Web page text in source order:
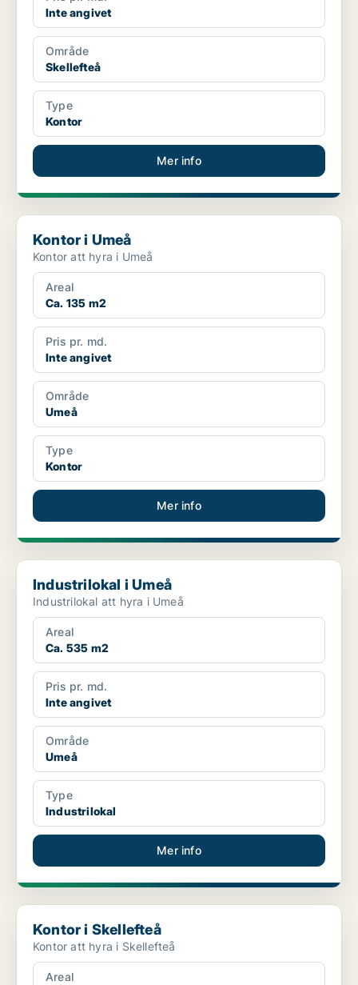
Inte angivet
Område
Skellefteå
Type
Kontor
Mer info
Kontor i Umeå
Kontor i Umeå
Kontor att hyra i Umeå
Areal
Ca. 135 m2
Pris pr. md.
Inte angivet
Område
Umeå
Type
Kontor
Mer info
Industrilokal i Umeå
Industrilokal i Umeå
Industrilokal att hyra i Umeå
Areal
Ca. 535 m2
Pris pr. md.
Inte angivet
Område
Umeå
Type
Industrilokal
Mer info
Kontor i Skellefteå
Kontor i Skellefteå
Kontor att hyra i Skellefteå
Areal